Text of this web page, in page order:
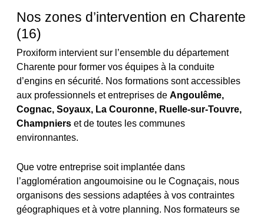
Nos zones d’intervention en Charente
(16)
Proxiform intervient sur l’ensemble du département
Charente pour former vos équipes à la conduite
d’engins en sécurité. Nos formations sont accessibles
aux professionnels et entreprises de Angoulême,
Cognac, Soyaux, La Couronne, Ruelle-sur-Touvre,
Champniers et de toutes les communes
environnantes.
Que votre entreprise soit implantée dans
l’agglomération angoumoisine ou le Cognaçais, nous
organisons des sessions adaptées à vos contraintes
géographiques et à votre planning. Nos formateurs se